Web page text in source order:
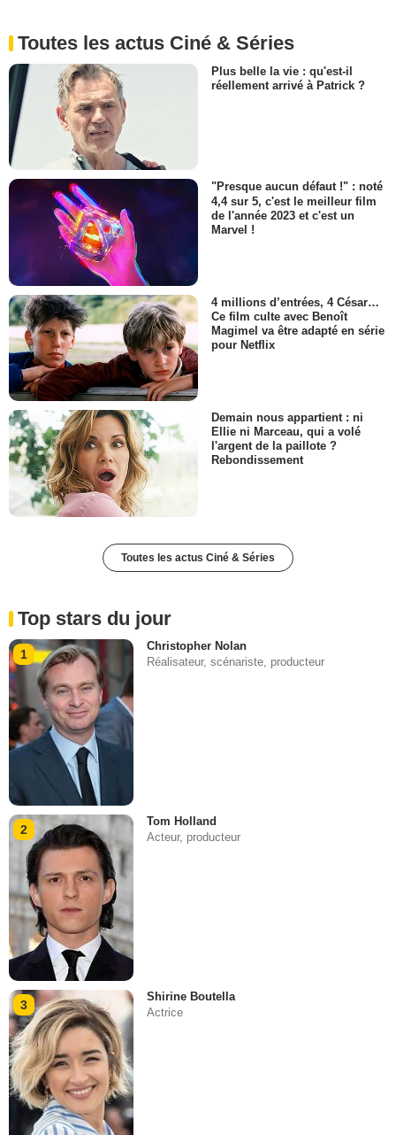
Toutes les actus Ciné & Séries
Plus belle la vie : qu'est-il
réellement arrivé à Patrick ?
"Presque aucun défaut !" : noté
4,4 sur 5, c'est le meilleur film
de l'année 2023 et c'est un
Marvel !
4 millions d’entrées, 4 César…
Ce film culte avec Benoît
Magimel va être adapté en série
pour Netflix
Demain nous appartient : ni
Ellie ni Marceau, qui a volé
l'argent de la paillote ?
Rebondissement
Toutes les actus Ciné & Séries
Top stars du jour
1
Christopher Nolan
Réalisateur, scénariste, producteur
2
Tom Holland
Acteur, producteur
3
Shirine Boutella
Actrice